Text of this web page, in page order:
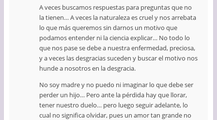
A veces buscamos respuestas para preguntas que no
la tienen… A veces la naturaleza es cruel y nos arrebata
lo que más queremos sin darnos un motivo que
podamos entender ni la ciencia explicar… No todo lo
que nos pase se debe a nuestra enfermedad, preciosa,
y a veces las desgracias suceden y buscar el motivo nos
hunde a nosotros en la desgracia.
No soy madre y no puedo ni imaginar lo que debe ser
perder un hijo… Pero ante la pérdida hay que llorar,
tener nuestro duelo… pero luego seguir adelante, lo
cual no significa olvidar, pues un amor tan grande no